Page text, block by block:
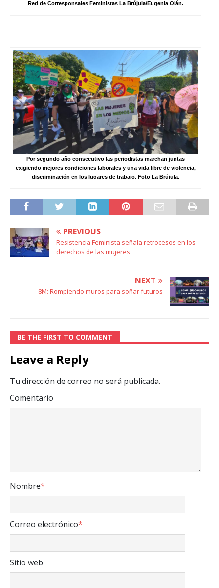
Red de Corresponsales Feministas La Brújula/Eugenia Olán.
Por segundo año consecutivo las periodistas marchan juntas
exigiendo mejores condiciones laborales y una vida libre de violencia,
discriminación en los lugares de trabajo. Foto La Brújula.
PREVIOUS
Resistencia Feminista señala retrocesos en los
derechos de las mujeres
NEXT
8M: Rompiendo muros para soñar futuros
BE THE FIRST TO COMMENT
Leave a Reply
Tu dirección de correo no será publicada.
Comentario
Nombre*
Correo electrónico*
Sitio web